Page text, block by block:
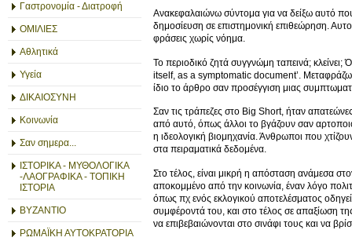
Γαστρονομία - Διατροφή
ΟΜΙΛΙΕΣ
Αθλητικά
Υγεία
ΔΙΚΑΙΟΣΥΝΗ
Κοινωνία
Σαν σημερα...
ΙΣΤΟΡΙΚΑ - ΜΥΘΟΛΟΓΙΚΑ
-ΛΑΟΓΡΑΦΙΚΑ - ΤΟΠΙΚΗ
ΙΣΤΟΡΙΑ
ΒΥΖΑΝΤΙΟ
ΡΩΜΑΪΚΗ ΑΥΤΟΚΡΑΤΟΡΙΑ
Ανακεφαλαιώνω σύντομα για να δείξω αυτό
δημοσίευση σε επιστημονική επιθεώρηση.
φράσεις χωρίς νόημα.
Το περιοδικό ζητά συγγνώμη ταπεινά;
itself, as a symptomatic document’. Μεταφράζω
ίδιο το άρθρο σαν προσέγγιση μιας
Σαν τις τράπεζες στο Big Short, ήταν
από αυτό, όπως άλλοι το βγάζουν σαν
η ιδεολογική βιομηχανία. Άνθρωποι που
στα πειραματικά δεδομένα.
Στο τέλος, είναι μικρή η απόσταση ανάμεσα
αποκομμένο από την κοινωνία, έναν λόγο
όπως πχ ενός εκλογικού αποτελέσματος
συμφέροντά του, και στο τέλος σε απαξίωση
να επιβεβαιώνονται στο σινάφι τους και να